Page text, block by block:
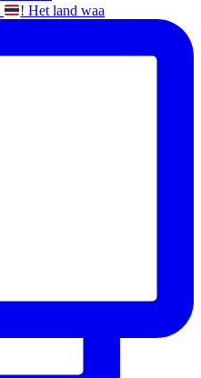
! Het land waa